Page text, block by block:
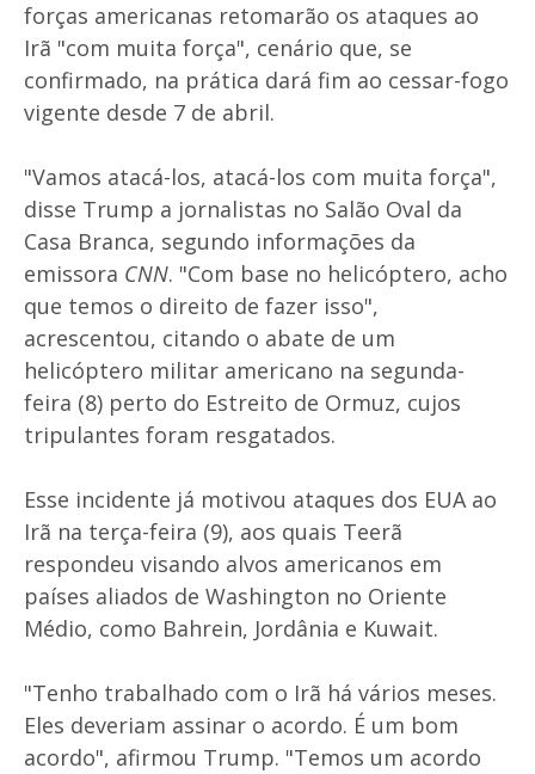
forças americanas retomarão os ataques ao
Irã "com muita força", cenário que, se
confirmado, na prática dará fim ao cessar-fogo
vigente desde 7 de abril.
"Vamos atacá-los, atacá-los com muita força",
disse Trump a jornalistas no Salão Oval da
Casa Branca, segundo informações da
emissora CNN. "Com base no helicóptero, acho
que temos o direito de fazer isso",
acrescentou, citando o abate de um
helicóptero militar americano na segunda-
feira (8) perto do Estreito de Ormuz, cujos
tripulantes foram resgatados.
Esse incidente já motivou ataques dos EUA ao
Irã na terça-feira (9), aos quais Teerã
respondeu visando alvos americanos em
países aliados de Washington no Oriente
Médio, como Bahrein, Jordânia e Kuwait.
"Tenho trabalhado com o Irã há vários meses.
Eles deveriam assinar o acordo. É um bom
acordo", afirmou Trump. "Temos um acordo